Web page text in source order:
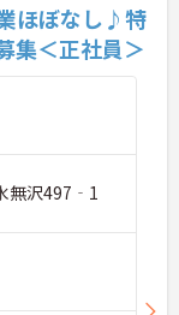
ほぼなし♪特
集＜正社員＞
無沢497‐1